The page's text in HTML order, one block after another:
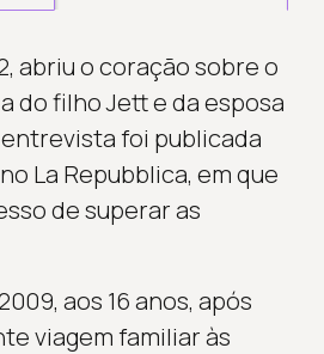
abriu o coração sobre o
do filho Jett e da esposa
foi publicada
La Repubblica, em que
de superar as
aos 16 anos, após
viagem familiar às